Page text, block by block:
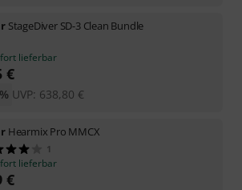
StageDiver SD-3 Clean Bundle
lieferbar
€
UVP: 638,80 €
Hearmix Pro MMCX
1
lieferbar
€